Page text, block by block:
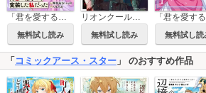
「君を愛することはない」と言った氷の魔術師様の片思い相手が、変装した私だった（コミック）【分冊版】
無料試し読み 無料試し読み 無料試し読
「 コミックアース・スター 」 のおすすめ作品